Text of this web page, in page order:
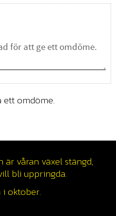
omdöme.
är våran växel stängd,
bli uppringda.
oktober.